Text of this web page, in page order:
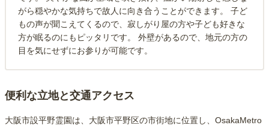
がら穏やかな気持ちで故人に向き合うことができます。 子ど
もの声が聞こえてくるので、寂しがり屋の方や子ども好きな
方が眠るのにもピッタリです。 外壁があるので、地元の方の
目を気にせずにお参りが可能です。
便利な立地と交通アクセス
大阪市設平野霊園は、大阪市平野区の市街地に位置し、OsakaMetro